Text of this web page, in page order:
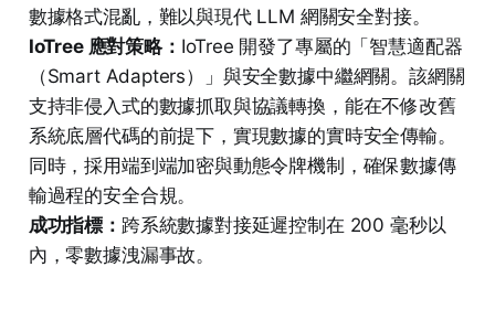
數據格式混亂，難以與現代 LLM 網關安全對接。
IoTree 應對策略： IoTree 開發了專屬的「智慧適配器
（Smart Adapters）」與安全數據中繼網關。該網關
支持非侵入式的數據抓取與協議轉換，能在不修改舊
系統底層代碼的前提下，實現數據的實時安全傳輸。
同時，採用端到端加密與動態令牌機制，確保數據傳
輸過程的安全合規。
成功指標： 跨系統數據對接延遲控制在 200 毫秒以
內，零數據洩漏事故。